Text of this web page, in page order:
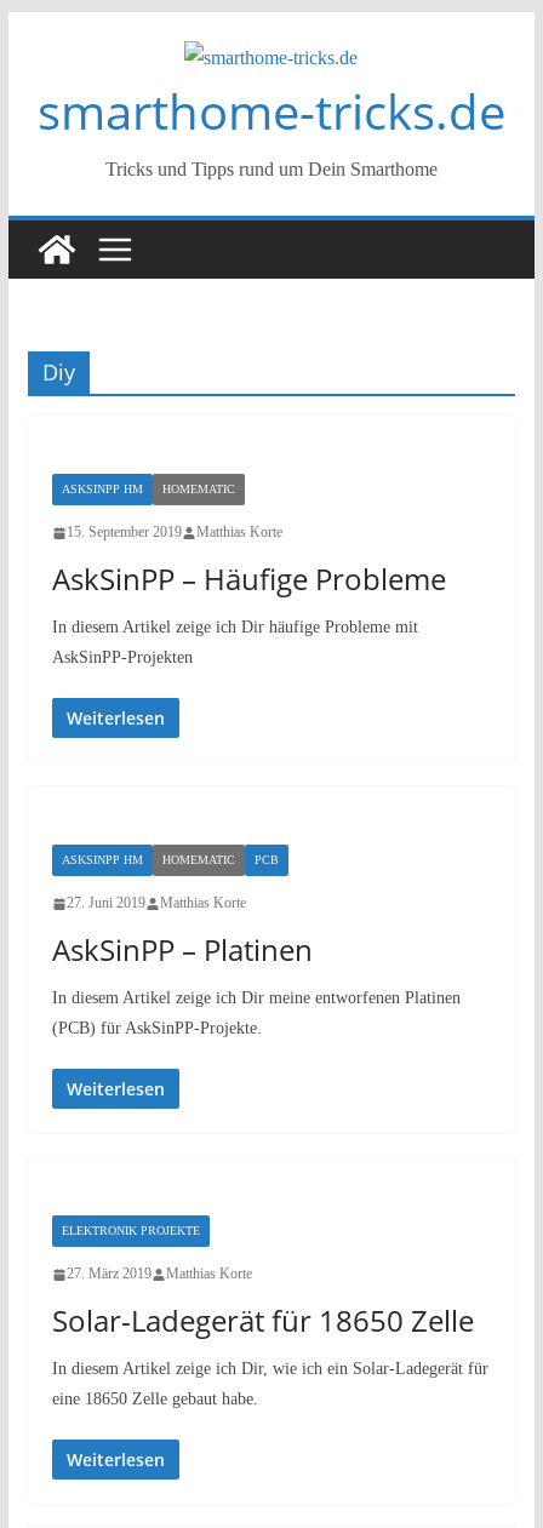
smarthome-tricks.de
Tricks und Tipps rund um Dein Smarthome
Diy
ASKSINPP HM HOMEMATIC
15. September 2019 Matthias Korte
AskSinPP – Häufige Probleme
In diesem Artikel zeige ich Dir häufige Probleme mit
AskSinPP-Projekten
Weiterlesen
ASKSINPP HM HOMEMATIC PCB
27. Juni 2019 Matthias Korte
AskSinPP – Platinen
In diesem Artikel zeige ich Dir meine entworfenen Platinen
(PCB) für AskSinPP-Projekte.
Weiterlesen
ELEKTRONIK PROJEKTE
27. März 2019 Matthias Korte
Solar-Ladegerät für 18650 Zelle
In diesem Artikel zeige ich Dir, wie ich ein Solar-Ladegerät für
eine 18650 Zelle gebaut habe.
Weiterlesen